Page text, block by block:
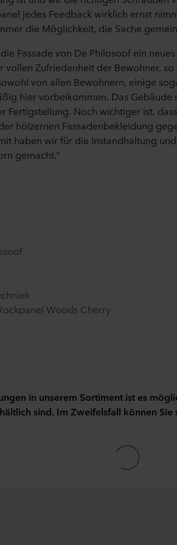
in einem unsicheren Drittland,
Cookies, willigen Sie auch ein, dass
in dem Wissen, dass das
über die Zwecke, allgemeine
den Datenschutzrichtlinien unserer
werden.
Sie auf unserer Seite akzeptieren
widerrufen oder ändern, indem
Ihrer personenbezogenen Daten
jedes Feedback wirklich ernst
die Möglichkeit, die Sache
Fassade von De Philosoof ein
vollen Zufriedenheit der Bewohner,
von allen Bewohnern, einige
hier vorbeikommen. Das Gebäude
Fertigstellung. Noch wichtiger ist,
hölzernen Fassadenbekleidung
haben wir für die Instandhaltung
gemacht.“
Woods Cherry
in unserem Sortiment ist es
sind. Im Zweifelsfall können Sie